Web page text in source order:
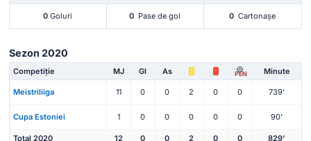
0 Goluri 0 Pase de gol 0 Cartonașe
Sezon 2020
Competiție MJ Gl As PEN Minute
Meistriliiga 11 0 0 2 0 0 739'
Cupa Estoniei 1 0 0 0 0 0 90'
Total 2020 12 0 0 2 0 0 829'